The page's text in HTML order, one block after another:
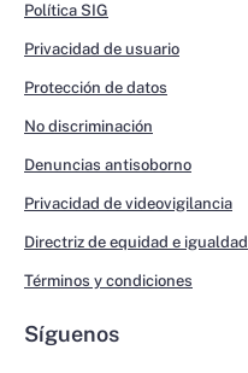
Política SIG
Privacidad de usuario
Protección de datos
No discriminación
Denuncias antisoborno
Privacidad de videovigilancia
Directriz de equidad e igualdad
Términos y condiciones
Síguenos